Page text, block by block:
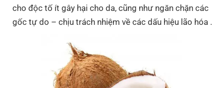
cho độc tố ít gây hại cho da, cũng như ngăn chặn các
gốc tự do – chịu trách nhiệm về các dấu hiệu lão hóa .